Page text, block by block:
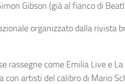
Gibson (già al fianco di
organizzato dalla rivista
rassegne come Emilia Live e
artisti del calibro di Mario